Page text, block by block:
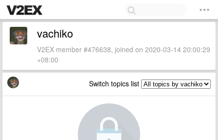
vachiko
V2EX member #476638, joined on 2020-03-14 20:00:29
+08:00
Switch topics list